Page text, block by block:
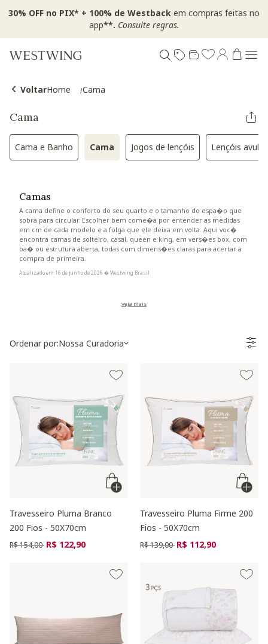
30% OFF no PIX* + 100% de Westback em compras feitas no
app**. Consulte regras.
VoltarHome Cama
Cama
Cama e BanhoRefinar por Categoria: Cama e Banho
Cama Selected Atualmente refinado por
Jogos de lençóisRefinar por Categoria:
Lençóis
Camas
A cama define o conforto do seu quarto e o tamanho do espa�o que
sobra para circular. Escolher bem come�a por entender as medidas
em cm de cada modelo e a folga que ele deixa em volta. Aqui voc�
encontra camas de solteiro, casal, queen e king, em vers�es box, com
ba� ou estrutura aberta, todas com dimens�es claras para acertar a
compra de primeira.
Atualizado em 16 de junho de 2026 � Westwing Brasil
Ordenar por:Nossa Curadoria
Travesseiro Pluma Branco
200 Fios - 50X70cm
Preço reduzido de
R$ 154,00 para
R$ 122,90
Travesseiro Pluma Firme 200
Fios - 50X70cm
Preço reduzido de
R$ 139,00 para
R$ 112,90